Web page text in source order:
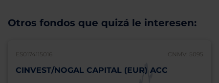
Otros fondos que quizá le interesen:
ES0174115016 CNMV: 5095
CINVEST/NOGAL CAPITAL (EUR) ACC